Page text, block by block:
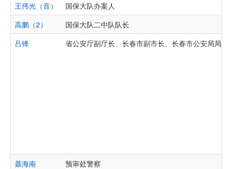
王伟光（音）
国保大队办案人
高鹏（2）
国保大队二中队队长
吕锋
省公安厅副厅长、长春市副市长、长春市公安局局
聂海南
预审处警察